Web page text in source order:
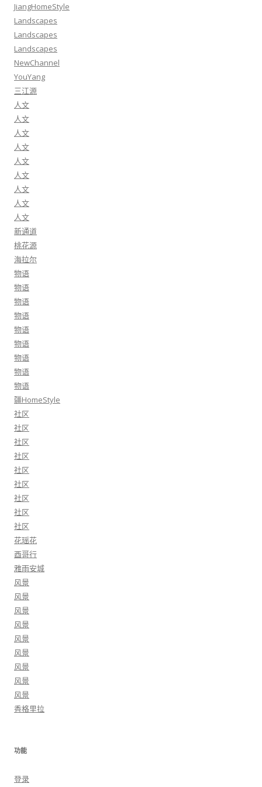
JiangHomeStyle
Landscapes
Landscapes
Landscapes
NewChannel
YouYang
三江源
人文
人文
人文
人文
人文
人文
人文
人文
人文
新通道
桃花源
海拉尔
物语
物语
物语
物语
物语
物语
物语
物语
物语
疆HomeStyle
社区
社区
社区
社区
社区
社区
社区
社区
社区
花瑶花
酉哥行
雅雨安城
风景
风景
风景
风景
风景
风景
风景
风景
风景
香格里拉
功能
登录